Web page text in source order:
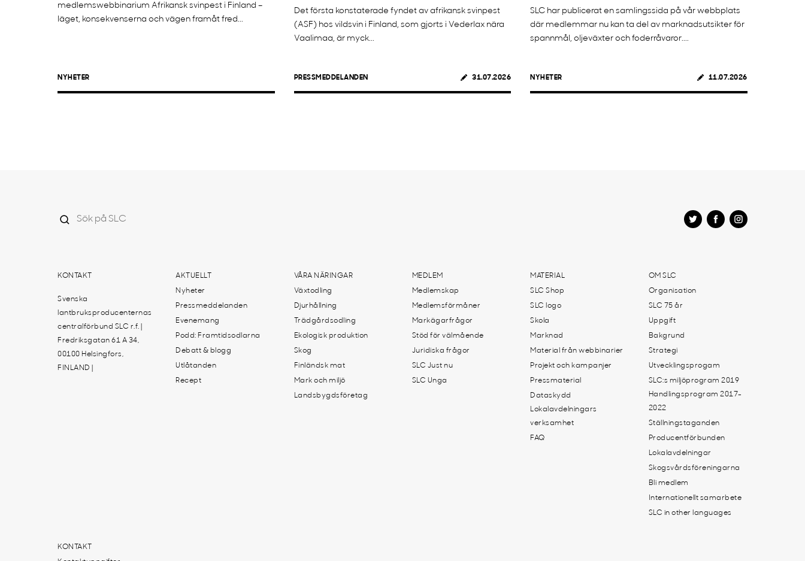
medlemswebbinarium Afrikansk svinpest i Finland –
läget, konsekvenserna och vägen framåt fred...
NYHETER
Det första konstaterade fyndet av afrikansk svinpest
(ASF) hos vildsvin i Finland, som gjorts i Vederlax nära
Vaalimaa, är myck...
PRESSMEDDELANDEN 31.07.2026
SLC har publicerat en samlingssida på vår webbplats
där medlemmar nu kan ta del av marknadsutsikter för
spannmål, oljeväxter och foderråvaror....
NYHETER 11.07.2026
KONTAKT
Svenska
lantbruksproducenternas
centralförbund SLC r.f. |
Fredriksgatan 61 A 34,
00100 Helsingfors,
FINLAND |
AKTUELLT
Nyheter
Pressmeddelanden
Evenemang
Podd: Framtidsodlarna
Debatt & blogg
Utlåtanden
Recept
VÅRA NÄRINGAR
Växtodling
Djurhållning
Trädgårdsodling
Ekologisk produktion
Skog
Finländsk mat
Mark och miljö
Landsbygdsföretag
MEDLEM
Medlemskap
Medlemsförmåner
Markägarfrågor
Stöd för välmående
Juridiska frågor
SLC Just nu
SLC Unga
MATERIAL
SLC Shop
SLC logo
Skola
Marknad
Material från webbinarier
Projekt och kampanjer
Pressmaterial
Dataskydd
Lokalavdelningars
verksamhet
FAQ
OM SLC
Organisation
SLC 75 år
Uppgift
Bakgrund
Strategi
Utvecklingsprogam
SLC:s miljöprogram 2019
Handlingsprogram 2017-
2022
Ställningstaganden
Producentförbunden
Lokalavdelningar
Skogsvårdsföreningarna
Bli medlem
Internationellt samarbete
SLC in other languages
KONTAKT